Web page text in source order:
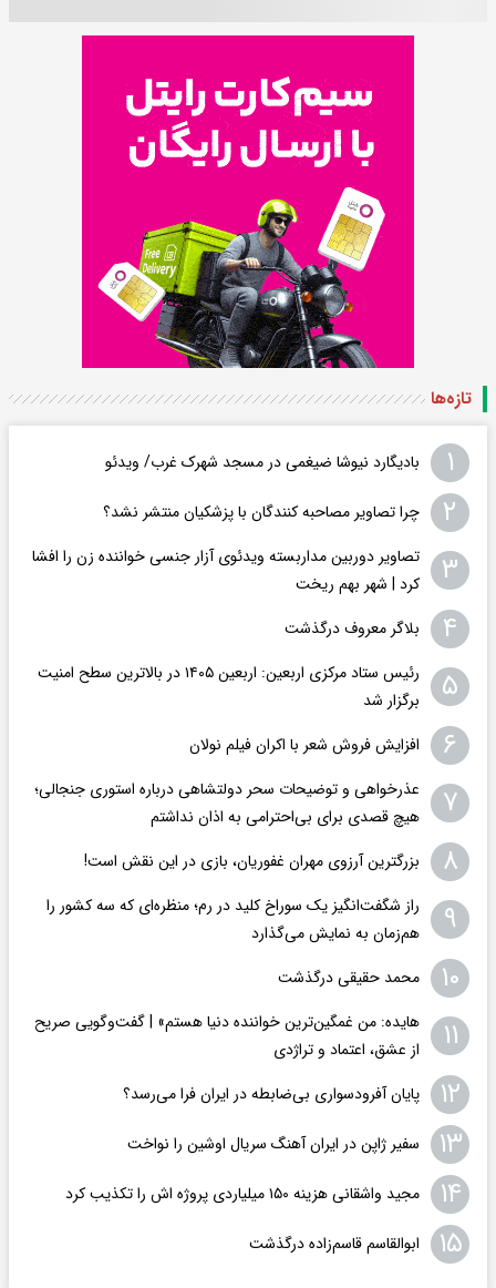
تازه‌ها
۱ بادیگارد نیوشا ضیغمی در مسجد شهرک غرب/ ویدئو
۲ چرا تصاویر مصاحبه کنندگان با پزشکیان منتشر نشد؟
۳
تصاویر دوربین مداربسته ویدئوی آزار جنسی خواننده زن را افشا
کرد | شهر بهم ریخت
۴ بلاگر معروف درگذشت
۵
رئیس ستاد مرکزی اربعین: اربعین ۱۴۰۵ در بالاترین سطح امنیت
برگزار شد
۶ افزایش فروش شعر با اکران فیلم نولان
۷
عذرخواهی و توضیحات سحر دولتشاهی درباره استوری جنجالی؛
هیچ قصدی برای بی‌احترامی به اذان نداشتم
۸ بزرگترین آرزوی مهران غفوریان، بازی در این نقش است!
۹
راز شگفت‌انگیز یک سوراخ کلید در رم؛ منظره‌ای که سه کشور را
هم‌زمان به نمایش می‌گذارد
۱۰ محمد حقیقی درگذشت
۱۱
هایده: من غمگین‌ترین خواننده دنیا هستم» | گفت‌وگویی صریح
از عشق، اعتماد و تراژدی
۱۲ پایان آفرودسواری بی‌ضابطه در ایران فرا می‌رسد؟
۱۳ سفیر ژاپن در ایران آهنگ سریال اوشین را نواخت
۱۴ مجید واشقانی هزینه ۱۵۰ میلیاردی پروژه اش را تکذیب کرد
۱۵ ابوالقاسم قاسم‌زاده درگذشت